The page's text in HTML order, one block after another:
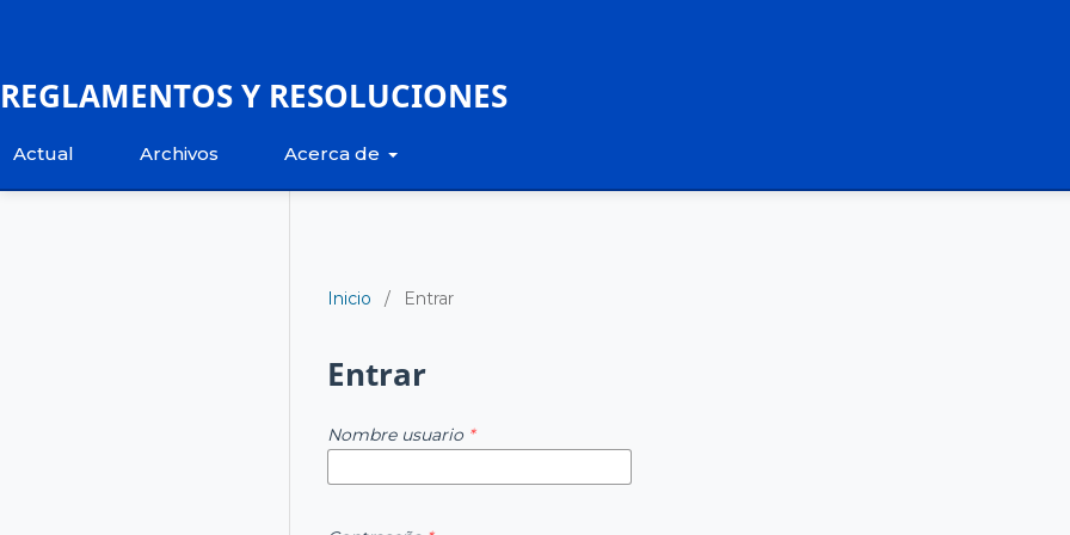
REGLAMENTOS Y RESOLUCIONES
Actual Archivos Acerca de
Inicio / Entrar
Entrar
Nombre usuario *